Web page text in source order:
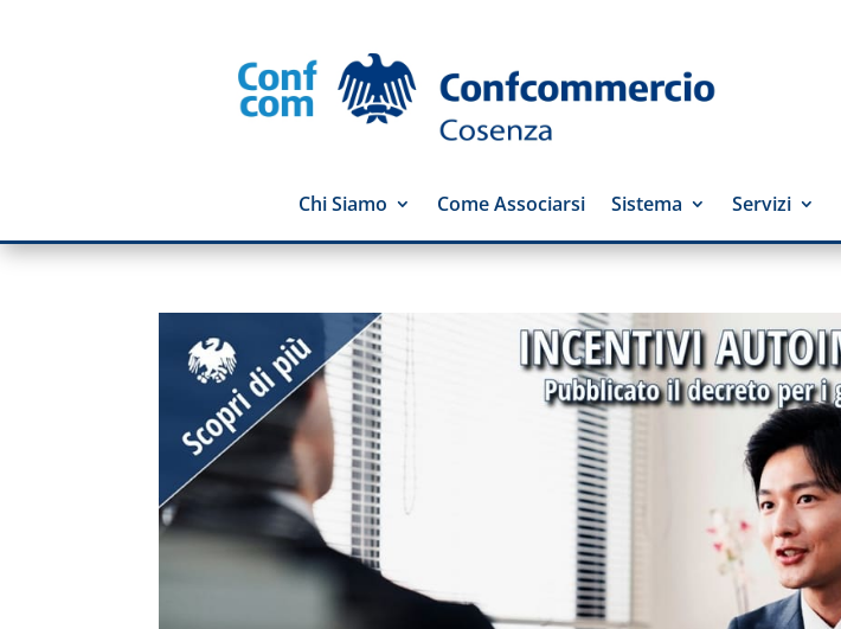
Chi Siamo Come Associarsi Sistema Servizi